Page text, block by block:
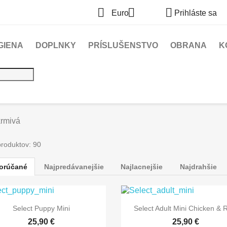
 Euro  Prihláste sa
DOPLNKY PRÍSLUŠENSTVO OBRANA
90
Najpredávanejšie Najlacnejšie Najdrahšie
 Rýchly náhľad
Select Puppy Mini
25,90 €
 Rýchly náhľad
Select Adult Mini Chicken &
25,90 €